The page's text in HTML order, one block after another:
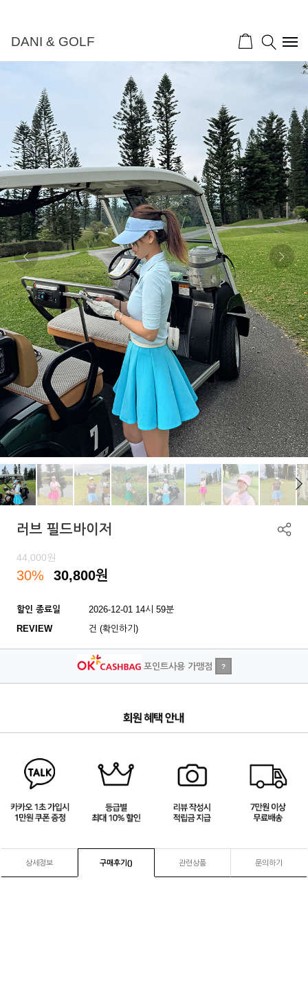
DANI & GOLF
러브 필드바이저
44,000원
30% 30,800원
할인 종료일
2026-12-01 14시 59분
REVIEW
건 (확인하기)
포인트사용 가맹점 ?
상세정보 구매후기() 관련상품 문의하기